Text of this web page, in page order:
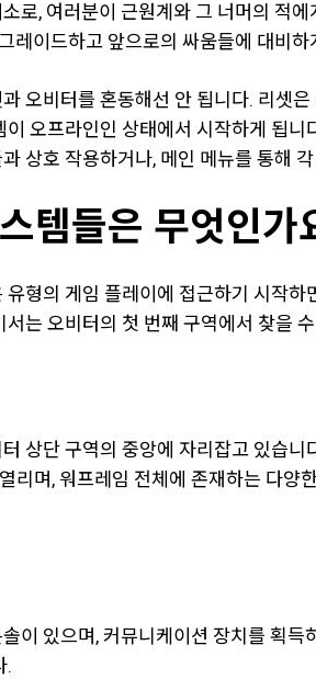
로, 여러분이 근원계와 그 너머의 적
레이드하고 앞으로의 싸움들에 대비하
오비터를 혼동해선 안 됩니다. 리셋
오프라인인 상태에서 시작하게 됩
상호 작용하거나, 메인 메뉴를 통해
템들은 무엇인가
형의 게임 플레이에 접근하기 시작
는 오비터의 첫 번째 구역에서 찾을
상단 구역의 중앙에 자리잡고 있습
리며, 워프레임 전체에 존재하는 다양
이 있으며, 커뮤니케이션 장치를 획
.